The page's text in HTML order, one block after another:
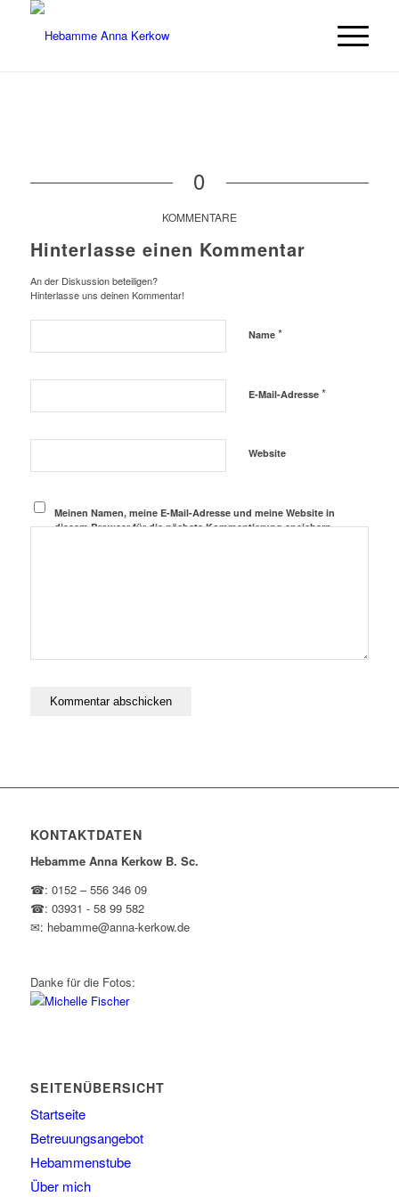
0
KOMMENTARE
Hinterlasse einen Kommentar
An der Diskussion beteiligen?
Hinterlasse uns deinen Kommentar!
Name *
E-Mail-Adresse *
Website
Meinen Namen, meine E-Mail-Adresse und meine Website in
diesem Browser für die nächste Kommentierung speichern.
KONTAKTDATEN
Hebamme Anna Kerkow B. Sc.
☎: 0152 – 556 346 09
☎: 03931 - 58 99 582
✉: hebamme@anna-kerkow.de
Danke für die Fotos:
SEITENÜBERSICHT
Startseite
Betreuungsangebot
Hebammenstube
Über mich